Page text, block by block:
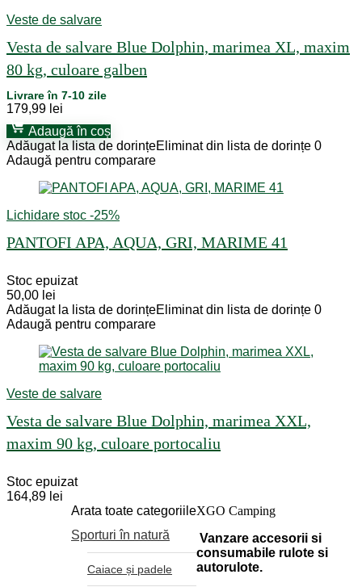
Veste de salvare
Vesta de salvare Blue Dolphin, marimea XL, maxim
80 kg, culoare galben
Livrare în 7-10 zile
179,99 lei
Adaugă în coș
Adăugat la lista de dorințeEliminat din lista de dorințe 0
Adaugă pentru comparare
Lichidare stoc -25%
PANTOFI APA, AQUA, GRI, MARIME 41
Stoc epuizat
50,00 lei
Adăugat la lista de dorințeEliminat din lista de dorințe 0
Adaugă pentru comparare
Veste de salvare
Vesta de salvare Blue Dolphin, marimea XXL,
maxim 90 kg, culoare portocaliu
Stoc epuizat
164,89 lei
Arata toate categoriile
Sporturi în natură
Caiace și padele
XGO Camping
Vanzare accesorii si
consumabile rulote si
autorulote.